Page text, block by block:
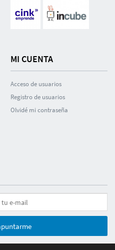
MI CUENTA
Acceso de usuarios
Registro de usuarios
Olvidé mi contraseña